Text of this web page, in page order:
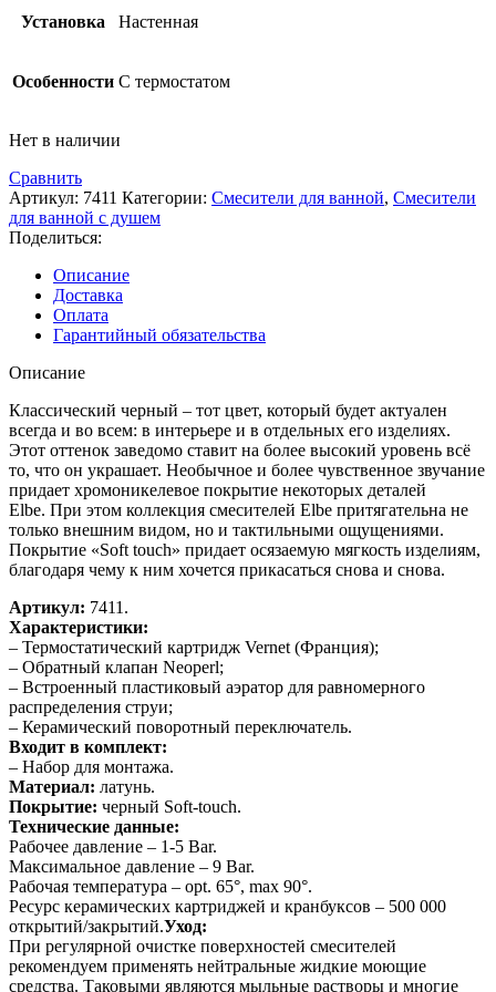
Установка Настенная
Особенности С термостатом
Нет в наличии
Сравнить
Артикул: 7411 Категории: Смесители для ванной, Смесители
для ванной с душем
Поделиться:
Описание
Доставка
Оплата
Гарантийный обязательства
Описание
Классический черный – тот цвет, который будет актуален
всегда и во всем: в интерьере и в отдельных его изделиях.
Этот оттенок заведомо ставит на более высокий уровень всё
то, что он украшает. Необычное и более чувственное звучание
придает хромоникелевое покрытие некоторых деталей
Elbe. При этом коллекция смесителей Elbe притягательна не
только внешним видом, но и тактильными ощущениями.
Покрытие «Soft touch» придает осязаемую мягкость изделиям,
благодаря чему к ним хочется прикасаться снова и снова.
Артикул: 7411.
Характеристики:
– Термостатический картридж Vernet (Франция);
– Обратный клапан Neoperl;
– Встроенный пластиковый аэратор для равномерного
распределения струи;
– Керамический поворотный переключатель.
Входит в комплект:
– Набор для монтажа.
Материал: латунь.
Покрытие: черный Soft-touch.
Технические данные:
Рабочее давление – 1-5 Bar.
Максимальное давление – 9 Bar.
Рабочая температура – opt. 65°, max 90°.
Ресурс керамических картриджей и кранбуксов – 500 000
открытий/закрытий.Уход:
При регулярной очистке поверхностей смесителей
рекомендуем применять нейтральные жидкие моющие
средства. Таковыми являются мыльные растворы и многие